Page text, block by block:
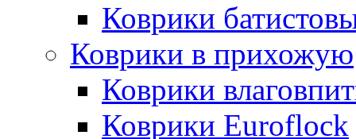
Коврики
Коврики в прихожую
Коврики
Коврики Euroflock